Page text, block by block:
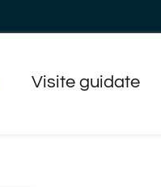
Visite guidate